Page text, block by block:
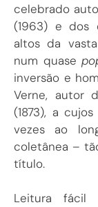
celebrado
(1963) e dos
altos da
num quase
inversão e
Verne, autor
(1873), a
vezes ao
coletânea –
título.
Leitura